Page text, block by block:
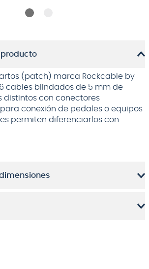
producto
(patch) marca Rockcable by
cables blindados de 5 mm de
distintos con conectores
conexión de pedales o equipos
permiten diferenciarlos con